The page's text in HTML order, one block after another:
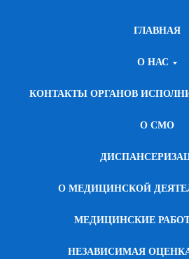
ГЛАВНАЯ
О НАС
КОНТАКТЫ ОРГАНОВ
О СМО
О МЕДИЦИНСКОЙ
МЕДИЦИНСКИЕ
НЕЗАВИСИМАЯ